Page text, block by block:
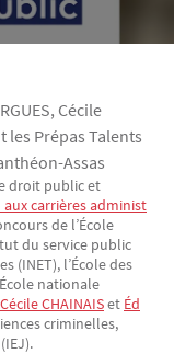
Cécile
les Prépas Talents
Assas
droit public et
carrières administ
de l’École
du service public
(INET), l’École des
nationale
Cécile CHAINAISet Éd
criminelles,
(IEJ).